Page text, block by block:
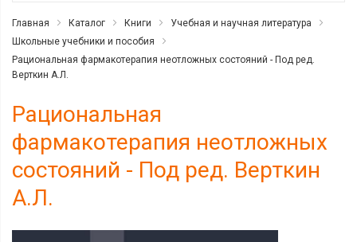
Главная Каталог Книги
Учебная и научная литература
Школьные учебники и пособия
Рациональная фармакотерапия неотложных состояний - Под ред.
Верткин А.Л.
Рациональная
фармакотерапия неотложных
состояний - Под ред. Верткин
А.Л.